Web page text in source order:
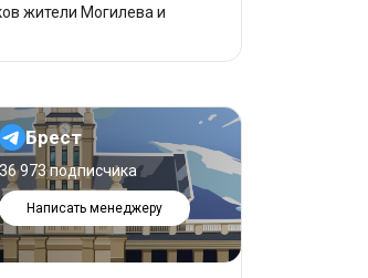
жители Могилева и
Брест
36 973 подписчика
Написать менеджеру